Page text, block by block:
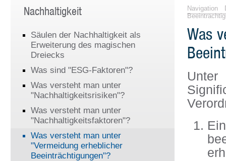
Nachhaltigkeit
Säulen der Nachhaltigkeit als
Erweiterung des magischen
Dreiecks
Was sind "ESG-Faktoren"?
Was versteht man unter
"Nachhaltigkeitsrisiken"?
Was versteht man unter
"Nachhaltigkeitsfaktoren"?
Was versteht man unter
"Vermeidung erheblicher
Beeinträchtigungen"?
Navigation
Was